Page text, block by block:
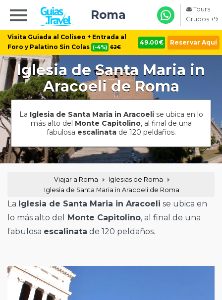
Visita Guiada al Coliseo + Entrada al
Foro y Palatino Sin Colas (-4%) 62€
49.00€ Reservar Aquí
Roma
Tours
Grupos +9
Iglesia de Santa Maria in
Aracoeli de Roma
La Iglesia de Santa Maria in Aracoelise ubica en lo
más alto del Monte Capitolino, al final de una
fabulosa escalinatade 120 peldaños.
Viajar a Roma
Iglesias de Roma
Iglesia de Santa Maria in Aracoeli de Roma
La Iglesia de Santa Maria in Aracoeli se ubica en
lo más alto del
Monte Capitolino, al final de una
fabulosa escalinata de 120 peldaños.